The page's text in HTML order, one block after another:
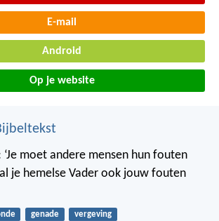
E-mail
Android
Op je website
‘Je moet andere mensen hun fouten
je hemelse Vader ook jouw fouten
genade vergeving